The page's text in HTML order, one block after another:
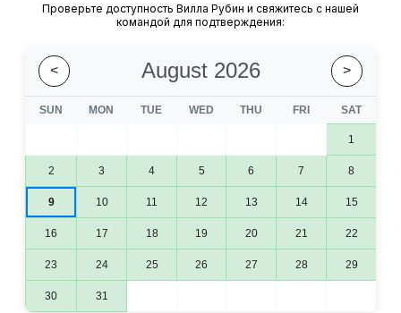
Проверьте доступность Вилла Рубин и свяжитесь с нашей
командой для подтверждения:
< August 2026 >
SUN MON TUE WED THU FRI SAT
1
2 3 4 5 6 7 8
9 10 11 12 13 14 15
16 17 18 19 20 21 22
23 24 25 26 27 28 29
30 31